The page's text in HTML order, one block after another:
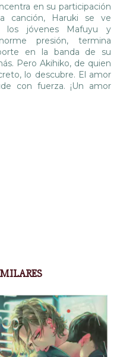
en su participación
canción, Haruki se ve
jóvenes Mafuyu y
presión, termina
en la banda de su
Pero Akihiko, de quien
lo descubre. El amor
con fuerza. ¡Un amor